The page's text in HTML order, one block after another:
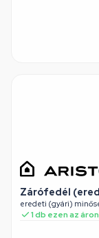
Zárófedél
eredeti (gyári)
1 db ezen az